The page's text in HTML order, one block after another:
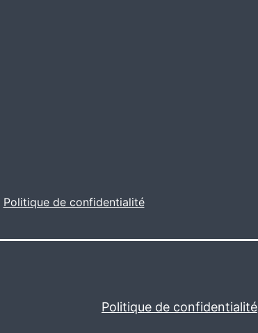
Politique de confidentialité
Politique de confidentialité